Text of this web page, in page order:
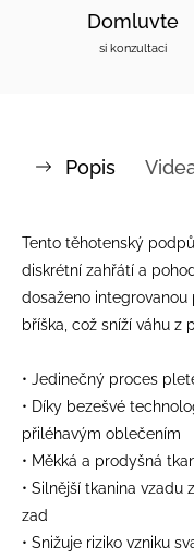
Domluvte
si konzultaci
Popis
Tento těhotenský
diskrétní zahřátí a
dosaženo
bříška, což sníží váhu z
• Jedinečný proces
• Díky bezešvé
přiléhavým oblečením
• Měkká a prodyšná
• Silnější tkanina
zad
• Snižuje riziko vzniku